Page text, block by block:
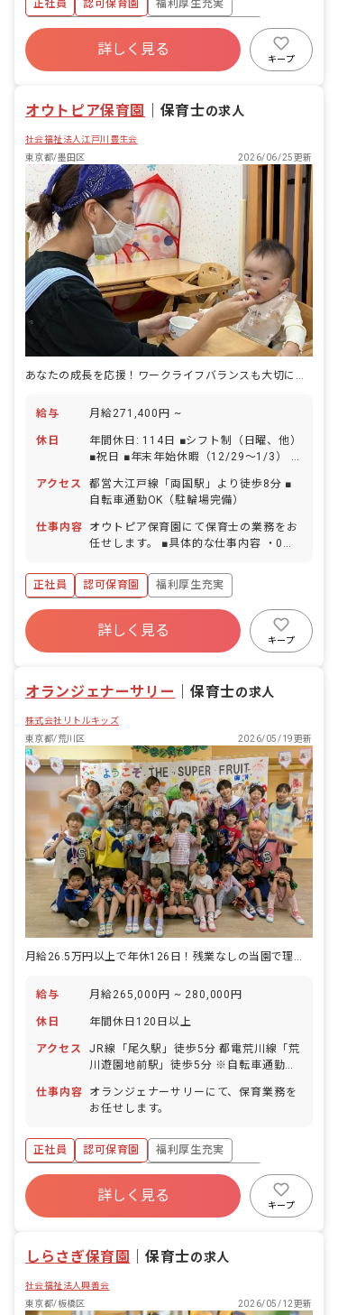
正社員
認可保育園
福利厚生充実
ボーナス・賞与あり
年間休日120日以上
社会保険完備
有給
退職金制度
詳しく見る
キープ
オウトピア保育園 保育士の求人
社会福祉法人江戸川豊生会
東京都/墨田区
2026/06/25更新
給与 月給271,400円 ~
休日
年間休日: 114日 ■シフト制（日曜、他）
■祝日 ■年末年始休暇（12/29～1/3） ■
取得可／5日以上の連休相談OK） ■慶弔
休暇 ■産前産後・育児休暇（取得率
100％・復帰率100％） ■介護・看護休
暇 ■感染症休暇 ■調整休暇（7日） ■リフ
も可 ・年間休日にプラスでリフレッシュ
休暇あり！ 年間のお休みに加えて、「リ
フレッシュ休暇」として年間3日、全員
が必ず取得できる休暇制度があります。
合わせて年間の休日・休暇は117日！プ
る環境です。
アクセス
都営大江戸線「両国駅」より徒歩8分 ■
自転車通勤OK（駐輪場完備）
仕事内容
オウトピア保育園にて保育士の業務をお
任せします。 ■具体的な仕事内容 ・0歳
育日誌記入 ・週案、月案の作成 ・保護
者対応
正社員 認可保育園
福利厚生充実
ボーナス・賞与あり
寮・住宅・家賃補助あり
社会保険完備
詳しく見る
キープ
オランジェナーサリー ｜保育士の求人
株式会社リトルキッズ
東京都/荒川区
2026/05/19更新
給与 月給265,000円 ~ 280,000円
休日 年間休日120日以上
アクセス
JR線「尾久駅」徒歩5分 都電荒川線「荒
川遊園地前駅」徒歩5分 ※自転車通勤
のアクセスをご紹介 北区（赤羽周辺）か
ら：約13分 「赤羽駅」からJRで1駅5
（上野周辺）から：約15分 「上野駅」
からJRで1駅7分。主要駅からのアクセ
スも抜群です。 足立区（江北周辺）か
ら：約20〜25分 舎人ライナー「熊野前
駅」経由でスグ。荒川を渡ってすぐの好
えで20分程度。実は埼玉県からも通いや
から：約40〜45分 「北千住駅」経由な
どでアクセス可能。遠方からの方には、
仕事内容
オランジェナーサリーにて、保育業務を
お任せします。
正社員 認可保育園
福利厚生充実
ボーナス・賞与あり
年間休日120日以上
寮・住宅・家賃補助あり
社会保険完備
詳しく見る
キープ
しらさぎ保育園 ｜保育士の求人
社会福祉法人興善会
東京都/板橋区
2026/05/12更新